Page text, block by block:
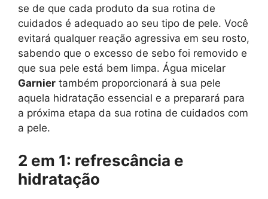
se de que cada produto da sua rotina de
cuidados é adequado ao seu tipo de pele. Você
evitará qualquer reação agressiva em seu rosto,
sabendo que o excesso de sebo foi removido e
que sua pele está bem limpa. Água micelar
Garnier também proporcionará à sua pele
aquela hidratação essencial e a preparará para
a próxima etapa da sua rotina de cuidados com
a pele.
2 em 1: refrescância e
hidratação